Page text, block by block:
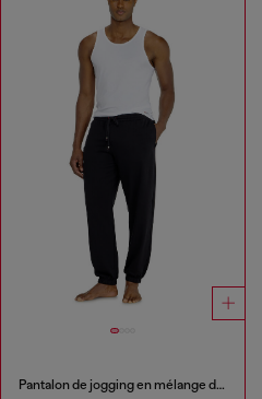
Pantalon de jogging en mélange de coton gratté